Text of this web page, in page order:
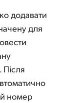
додавати
для
номер